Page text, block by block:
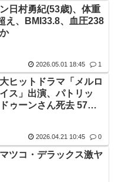
日村勇紀(53歳)、体重
え、BMI33.8、血圧238
2026.05.01 18:45 1
大ヒットドラマ「メルロ
ス」出演、パトリッ
ゥーンさん死去 57歳
2026.04.21 10:45 0
マツコ・デラックス激ヤ